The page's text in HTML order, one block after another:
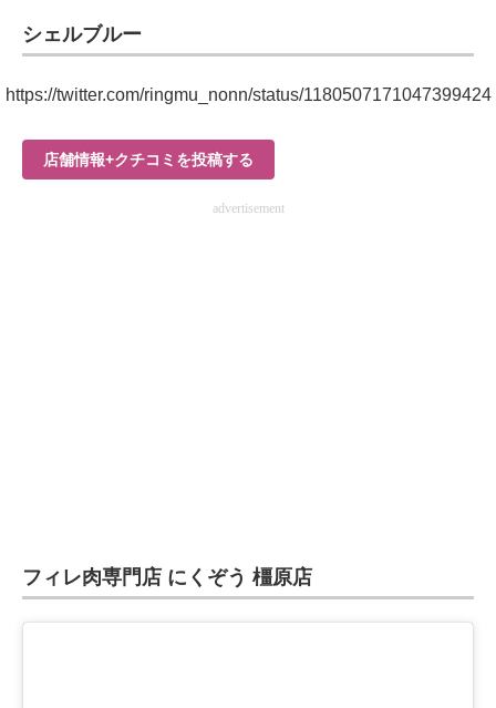
エレクトロニクス専門サイト
電子設計の基本と応用
シェルブルー
https://twitter.com/ringmu_nonn/status/1180507171047399424
店舗情報+クチコミを投稿する
advertisement
フィレ肉専門店 にくぞう 橿原店